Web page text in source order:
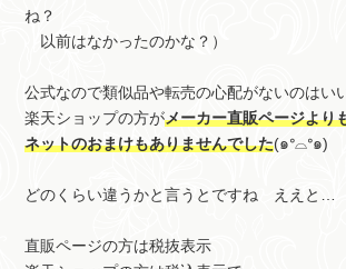
ね？
以前はなかったのかな？）
公式なので類似品や転売の心配がないのはい
楽天ショップの方がメーカー直販ページよ
ネットのおまけもありませんでした(๑ᐤ⌓ᐤ๑)
どのくらい違うかと言うとですね ええと…
直販ページの方は税抜表示